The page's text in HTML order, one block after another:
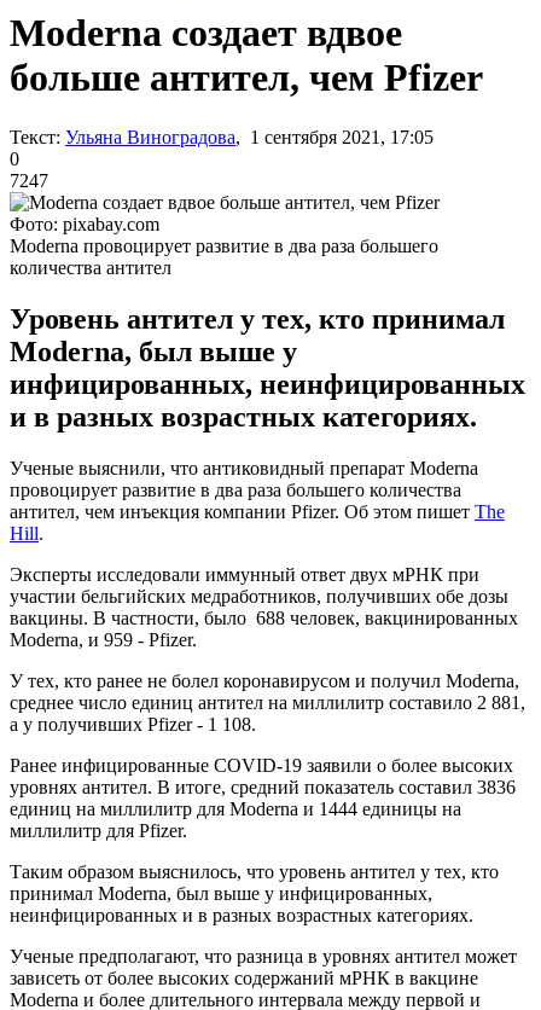
Moderna создает вдвое
больше антител, чем Pfizer
Текст: Ульяна Виноградова, 1 сентября 2021, 17:05
0
7247
Фото: pixabay.com
Moderna провоцирует развитие в два раза большего
количества антител
Уровень антител у тех, кто принимал
Moderna, был выше у
инфицированных, неинфицированных
и в разных возрастных категориях.
Ученые выяснили, что антиковидный препарат Moderna
провоцирует развитие в два раза большего количества
антител, чем инъекция компании Pfizer. Об этом пишет The
Hill.
Эксперты исследовали иммунный ответ двух мРНК при
участии бельгийских медработников, получивших обе дозы
вакцины. В частности, было 688 человек, вакцинированных
Moderna, и 959 - Pfizer.
У тех, кто ранее не болел коронавирусом и получил Moderna,
среднее число единиц антител на миллилитр составило 2 881,
а у получивших Pfizer - 1 108.
Ранее инфицированные COVID-19 заявили о более высоких
уровнях антител. В итоге, средний показатель составил 3836
единиц на миллилитр для Moderna и 1444 единицы на
миллилитр для Pfizer.
Таким образом выяснилось, что уровень антител у тех, кто
принимал Moderna, был выше у инфицированных,
неинфицированных и в разных возрастных категориях.
Ученые предполагают, что разница в уровнях антител может
зависеть от более высоких содержаний мРНК в вакцине
Moderna и более длительного интервала между первой и